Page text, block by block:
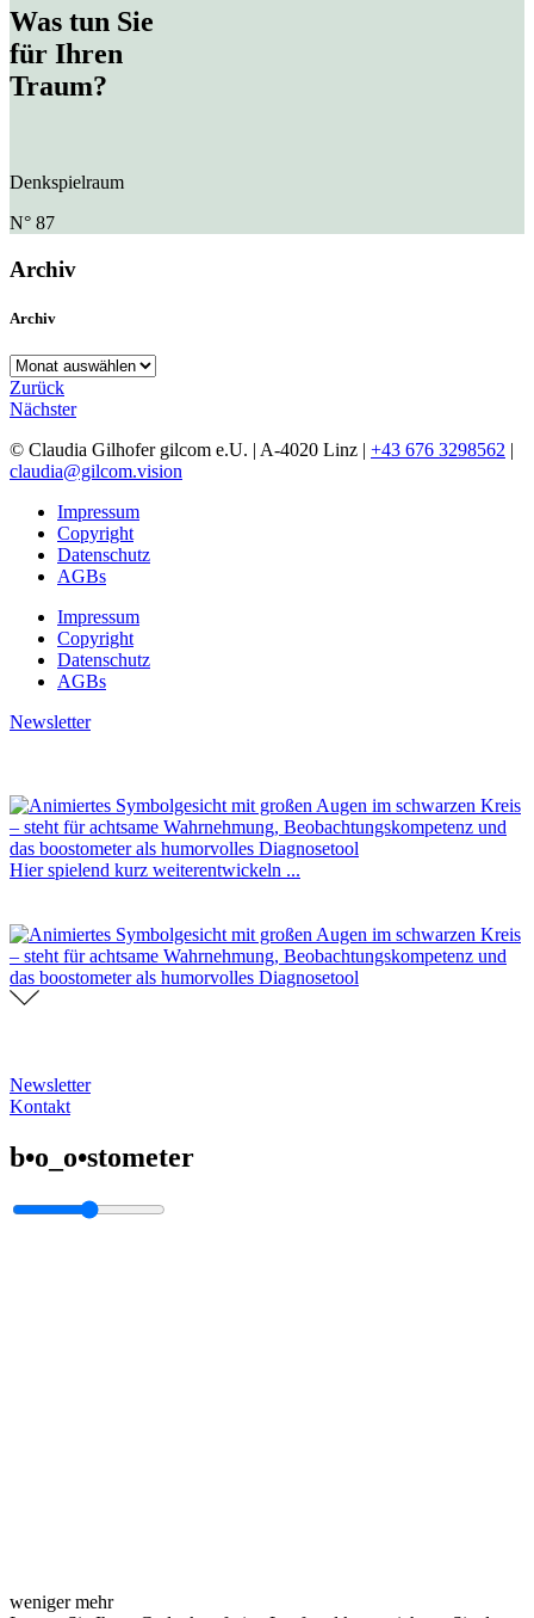
Was tun Sie
für Ihren
Traum?
Denkspielraum
N° 87
Archiv
Archiv
Archiv
Zurück
Nächster
© Claudia Gilhofer gilcom e.U. | A-4020 Linz | +43 676 3298562 |
claudia@gilcom.vision
Impressum
Copyright
Datenschutz
AGBs
Impressum
Copyright
Datenschutz
AGBs
Newsletter
Hier spielend kurz weiterentwickeln ...
Newsletter
Kontakt
b•o_o•stometer
weniger mehr